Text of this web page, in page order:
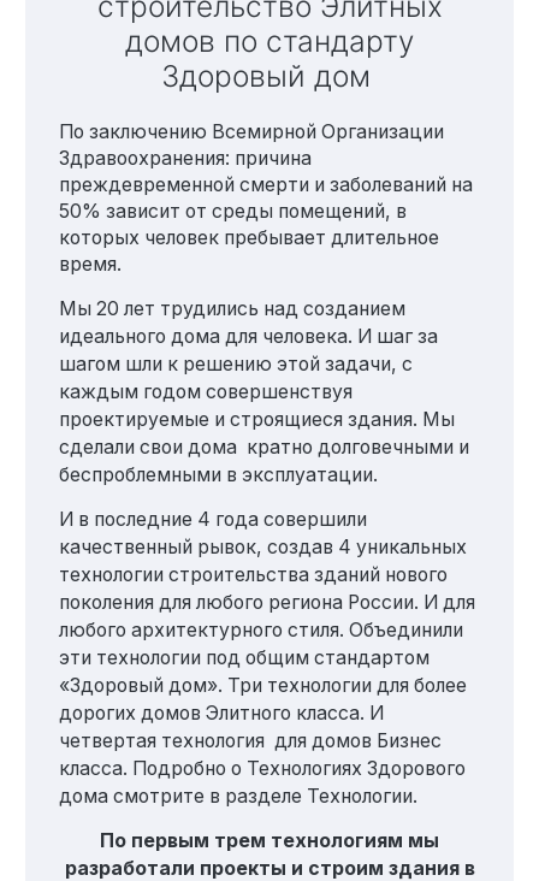
домов по стандарту
Здоровый дом
По заключению Всемирной Организации
Здравоохранения: причина
преждевременной смерти и заболеваний на
50% зависит от среды помещений, в
которых человек пребывает длительное
время.
Мы 20 лет трудились над созданием
идеального дома для человека. И шаг за
шагом шли к решению этой задачи, с
каждым годом совершенствуя
проектируемые и строящиеся здания. Мы
сделали свои дома кратно долговечными и
беспроблемными в эксплуатации.
И в последние 4 года совершили
качественный рывок, создав 4 уникальных
технологии строительства зданий нового
поколения для любого региона России. И для
любого архитектурного стиля. Объединили
эти технологии под общим стандартом
«Здоровый дом». Три технологии для более
дорогих домов Элитного класса. И
четвертая технология для домов Бизнес
класса. Подробно о Технологиях Здорового
дома смотрите в разделе Технологии.
По первым трем технологиям мы
разработали проекты и строим здания в